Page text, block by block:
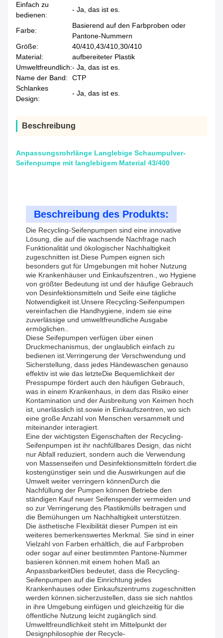
Einfach zu
bedienen:
- Ja, das ist es.
Farbe:
Basierend auf den Farbproben oder
Pantone-Nummern
Größe:
40/410,43/410,30/410
Material:
aufbereiteter Plastik
Umweltfreundlich:- Ja, das ist es.
Name der Band:
CTP
Schlankes
Design:
- Ja, das ist es.
Beschreibung
Anpassungsrohrlänge Langlebige Schaumpulver-
Seifenpumpe mit langlebigem Material 43/400
Beschreibung des Produkts:
Die Recycling-Seifenpumpen sind eine innovative
Lösung, die auf die wachsende Nachfrage nach
Funktionalität und ökologischer Nachhaltigkeit
zugeschnitten ist.Diese Pumpen eignen sich
besonders gut für Umgebungen mit hoher Nutzung
wie Krankenhäuser und Einkaufszentren., wo Hygiene
von größter Bedeutung ist und der häufige Gebrauch
von Desinfektionsmitteln und Seife eine tägliche
Notwendigkeit ist.Unsere Recycling-Seifenpumpen
vereinfachen die Handhygiene, indem sie eine
zuverlässige und umweltfreundliche Ausgabe
ermöglichen..
Diese Seifepumpen verfügen über einen
Druckmechanismus, der unglaublich einfach zu
bedienen ist.Verringerung der Verschwendung und
Sicherstellung, dass jedes Händewaschen genauso
effektiv ist wie das letzteDie Bequemlichkeit der
Presspumpe fördert auch den häufigen Gebrauch,
was in einem Krankenhaus, in dem das Risiko einer
Kontamination und der Ausbreitung von Keimen hoch
ist, unerlässlich ist.sowie in Einkaufszentren, wo sich
eine große Anzahl von Menschen versammelt und
miteinander interagiert.
Eine der wichtigsten Eigenschaften der Recycling-
Seifenpumpen ist ihr nachfüllbares Design, das nicht
nur Abfall reduziert, sondern auch die Verwendung
von Massenseifen und Desinfektionsmitteln fördert.die
kostengünstiger sein und die Auswirkungen auf die
Umwelt weiter verringern könnenDurch die
Nachfüllung der Pumpen können Betriebe den
ständigen Kauf neuer Seifenspender vermeiden und
so zur Verringerung des Plastikmülls beitragen und
die Bemühungen um Nachhaltigkeit unterstützen.
Die ästhetische Flexibilität dieser Pumpen ist ein
weiteres bemerkenswertes Merkmal. Sie sind in einer
Vielzahl von Farben erhältlich, die auf Farbproben
oder sogar auf einer bestimmten Pantone-Nummer
basieren können.mit einem hohen Maß an
AnpassbarkeitDies bedeutet, dass die Recycling-
Seifenpumpen auf die Einrichtung jedes
Krankenhauses oder Einkaufszentrums zugeschnitten
werden können.sicherzustellen, dass sie sich nahtlos
in ihre Umgebung einfügen und gleichzeitig für die
öffentliche Nutzung leicht zugänglich sind.
Umweltfreundlichkeit steht im Mittelpunkt der
Designphilosophie der Recycle-